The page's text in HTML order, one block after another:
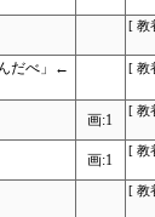
[ 教
だべ」←
[ 教
画:1
[ 教
画:1
[ 教
[ 教